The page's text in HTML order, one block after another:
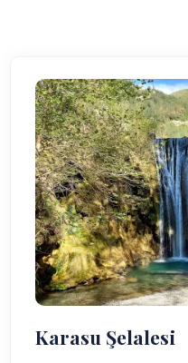
Karasu Şelalesi